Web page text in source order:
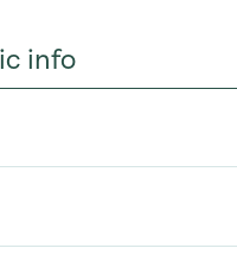
info